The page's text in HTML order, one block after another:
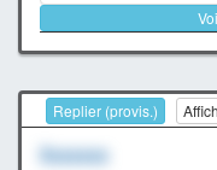
Replier (provis.)
Xxxxxxx